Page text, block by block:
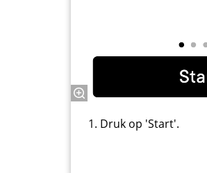
1. Druk op 'Start'.